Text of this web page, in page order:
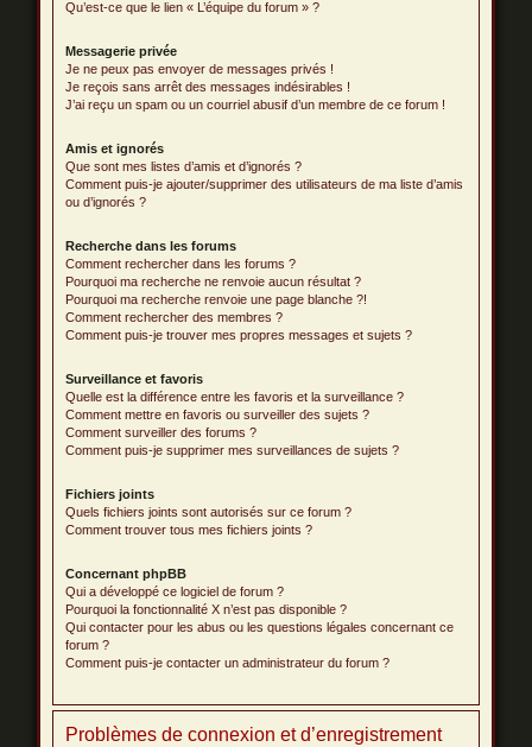
Qu’est-ce que le lien « L’équipe du forum » ?
Messagerie privée
Je ne peux pas envoyer de messages privés !
Je reçois sans arrêt des messages indésirables !
J’ai reçu un spam ou un courriel abusif d’un membre de ce forum !
Amis et ignorés
Que sont mes listes d’amis et d’ignorés ?
Comment puis-je ajouter/supprimer des utilisateurs de ma liste d’amis
ou d’ignorés ?
Recherche dans les forums
Comment rechercher dans les forums ?
Pourquoi ma recherche ne renvoie aucun résultat ?
Pourquoi ma recherche renvoie une page blanche ?!
Comment rechercher des membres ?
Comment puis-je trouver mes propres messages et sujets ?
Surveillance et favoris
Quelle est la différence entre les favoris et la surveillance ?
Comment mettre en favoris ou surveiller des sujets ?
Comment surveiller des forums ?
Comment puis-je supprimer mes surveillances de sujets ?
Fichiers joints
Quels fichiers joints sont autorisés sur ce forum ?
Comment trouver tous mes fichiers joints ?
Concernant phpBB
Qui a développé ce logiciel de forum ?
Pourquoi la fonctionnalité X n’est pas disponible ?
Qui contacter pour les abus ou les questions légales concernant ce
forum ?
Comment puis-je contacter un administrateur du forum ?
Problèmes de connexion et d’enregistrement